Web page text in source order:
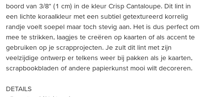
boord van 3/8" (1 cm) in de kleur Crisp Cantaloupe. Dit lint in
een lichte koraalkleur met een subtiel getextureerd korrelig
randje voelt soepel maar toch stevig aan. Het is dus perfect om
mee te strikken, laagjes te creëren op kaarten of als accent te
gebruiken op je scrapprojecten. Je zult dit lint met zijn
veelzijdige ontwerp er telkens weer bij pakken als je kaarten,
scrapbookbladen of andere papierkunst mooi wilt decoreren.
DETAILS